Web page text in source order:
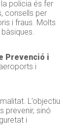
policia és fer
consells per
i fraus. Molts
Prevenció i
i
L’objectiu
prevenir, sinó
i